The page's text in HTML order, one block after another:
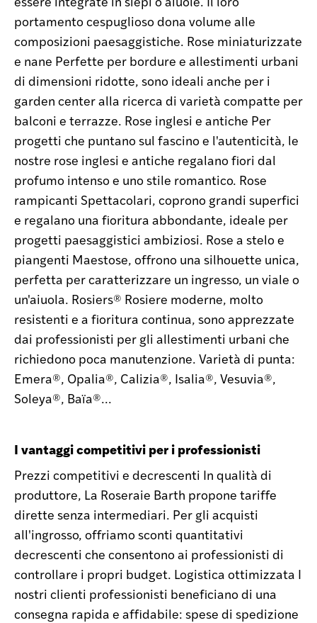
portamento cespuglioso dona volume alle
composizioni paesaggistiche. Rose miniaturizzate
e nane Perfette per bordure e allestimenti urbani
di dimensioni ridotte, sono ideali anche per i
garden center alla ricerca di varietà compatte per
balconi e terrazze. Rose inglesi e antiche Per
progetti che puntano sul fascino e l'autenticità, le
nostre rose inglesi e antiche regalano fiori dal
profumo intenso e uno stile romantico. Rose
rampicanti Spettacolari, coprono grandi superfici
e regalano una fioritura abbondante, ideale per
progetti paesaggistici ambiziosi. Rose a stelo e
piangenti Maestose, offrono una silhouette unica,
perfetta per caratterizzare un ingresso, un viale o
un'aiuola. Rosiers® Rosiere moderne, molto
resistenti e a fioritura continua, sono apprezzate
dai professionisti per gli allestimenti urbani che
richiedono poca manutenzione. Varietà di punta:
Emera®, Opalia®, Calizia®, Isalia®, Vesuvia®,
Soleya®, Baïa®...
I vantaggi competitivi per i professionisti
Prezzi competitivi e decrescenti In qualità di
produttore, La Roseraie Barth propone tariffe
dirette senza intermediari. Per gli acquisti
all'ingrosso, offriamo sconti quantitativi
decrescenti che consentono ai professionisti di
controllare i propri budget. Logistica ottimizzata I
nostri clienti professionisti beneficiano di una
consegna rapida e affidabile: spese di spedizione